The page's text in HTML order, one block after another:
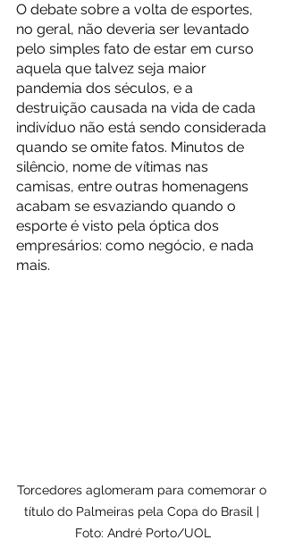
O debate sobre a volta de esportes,
no geral, não deveria ser levantado
pelo simples fato de estar em curso
aquela que talvez seja maior
pandemia dos séculos, e a
destruição causada na vida de cada
indivíduo não está sendo considerada
quando se omite fatos. Minutos de
silêncio, nome de vítimas nas
camisas, entre outras homenagens
acabam se esvaziando quando o
esporte é visto pela óptica dos
empresários: como negócio, e nada
mais.
Torcedores aglomeram para comemorar o
título do Palmeiras pela Copa do Brasil |
Foto: André Porto/UOL